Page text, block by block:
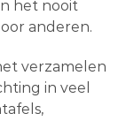
het nooit
anderen.
verzamelen
in veel